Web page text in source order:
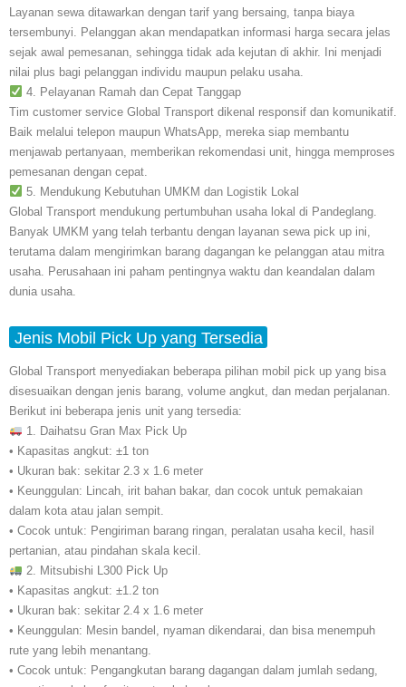
Layanan sewa ditawarkan dengan tarif yang bersaing, tanpa biaya
tersembunyi. Pelanggan akan mendapatkan informasi harga secara jelas
sejak awal pemesanan, sehingga tidak ada kejutan di akhir. Ini menjadi
nilai plus bagi pelanggan individu maupun pelaku usaha.
4. Pelayanan Ramah dan Cepat Tanggap
Tim customer service Global Transport dikenal responsif dan komunikatif.
Baik melalui telepon maupun WhatsApp, mereka siap membantu
menjawab pertanyaan, memberikan rekomendasi unit, hingga memproses
pemesanan dengan cepat.
5. Mendukung Kebutuhan UMKM dan Logistik Lokal
Global Transport mendukung pertumbuhan usaha lokal di Pandeglang.
Banyak UMKM yang telah terbantu dengan layanan sewa pick up ini,
terutama dalam mengirimkan barang dagangan ke pelanggan atau mitra
usaha. Perusahaan ini paham pentingnya waktu dan keandalan dalam
dunia usaha.
Jenis Mobil Pick Up yang Tersedia
Global Transport menyediakan beberapa pilihan mobil pick up yang bisa
disesuaikan dengan jenis barang, volume angkut, dan medan perjalanan.
Berikut ini beberapa jenis unit yang tersedia:
1. Daihatsu Gran Max Pick Up
• Kapasitas angkut: ±1 ton
• Ukuran bak: sekitar 2.3 x 1.6 meter
• Keunggulan: Lincah, irit bahan bakar, dan cocok untuk pemakaian
dalam kota atau jalan sempit.
• Cocok untuk: Pengiriman barang ringan, peralatan usaha kecil, hasil
pertanian, atau pindahan skala kecil.
2. Mitsubishi L300 Pick Up
• Kapasitas angkut: ±1.2 ton
• Ukuran bak: sekitar 2.4 x 1.6 meter
• Keunggulan: Mesin bandel, nyaman dikendarai, dan bisa menempuh
rute yang lebih menantang.
• Cocok untuk: Pengangkutan barang dagangan dalam jumlah sedang,